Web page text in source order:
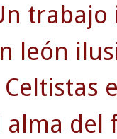
trabajo
león
alma